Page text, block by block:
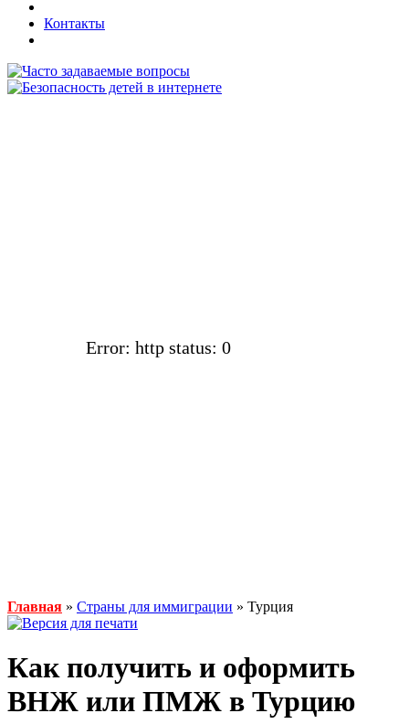
Контакты
Error: http status: 0
Главная » Страны для иммиграции » Турция
Как получить и оформить
ВНЖ или ПМЖ в Турцию